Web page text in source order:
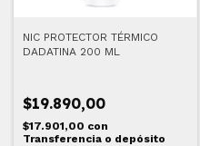
NIC PROTECTOR TÉRMICO
DADATINA 200 ML
$19.890,00
$17.901,00 con
Transferencia o depósito